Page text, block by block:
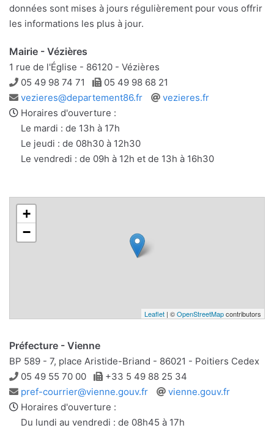
données sont mises à jours régulièrement pour vous offrir
les informations les plus à jour.
Mairie - Vézières
1 rue de l'Église - 86120 - Vézières
Téléphone
05 49 98 74 71 Télécopie
05 49 98 68 21
Adresse
e-
mail
vezieres@departement86.fr
Site
vezieres.fr
Horaires d'ouverture :
Le mardi : de 13h à 17h
Le jeudi : de 08h30 à 12h30
Le vendredi : de 09h à 12h et de 13h à 16h30
+
−
Leaflet | ©OpenStreetMapcontributors
Préfecture - Vienne
BP 589 - 7, place Aristide-Briand - 86021 - Poitiers Cedex
Téléphone
05 49 55 70 00 Télécopie
+33 5 49 88 25 34
Adresse
e-
mail
pref-courrier@vienne.gouv.fr
Site
vienne.gouv.fr
Horaires d'ouverture :
Du lundi au vendredi : de 08h45 à 17h